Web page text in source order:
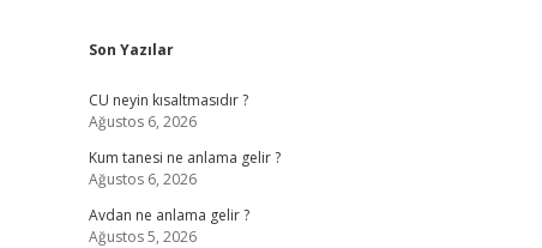
Sidebar
Son Yazılar
CU neyin kısaltmasıdır ?
Ağustos 6, 2026
Kum tanesi ne anlama gelir ?
Ağustos 6, 2026
Avdan ne anlama gelir ?
Ağustos 5, 2026